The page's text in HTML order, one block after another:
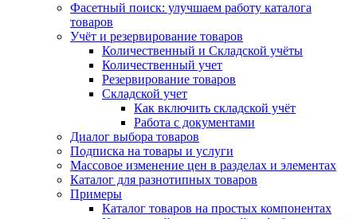
Фасетный поиск: улучшаем работу каталога
товаров
Учёт и резервирование товаров
Количественный и Складской учёты
Количественный учет
Резервирование товаров
Складской учет
Как включить складской учёт
Работа с документами
Диалог выбора товаров
Подписка на товары и услуги
Массовое изменение цен в разделах и элементах
Каталог для разнотипных товаров
Примеры
Каталог товаров на простых компонентах